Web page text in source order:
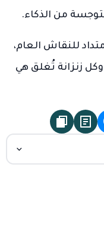
من الذكاء.
للنقاش العام،
زنزانة تُغلق هي